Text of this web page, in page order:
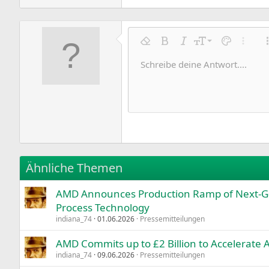
Formatierung entfernen
Fett KursivSchriftgröße
9
10
18
Textfarbe
Schriftfamilie
Arial
Times New Roman
Verdana
Durchgestrichen
Unterstrichen
Inline-Code
Inline-Spoiler
Insert horizontal line
SpoilerCode
Schreibe deine Antwort....
Ähnliche Themen
AMD Announces Production Ramp of Next-
Process Technology
indiana_74 01.06.2026 Pressemitteilungen
AMD Commits up to £2 Billion to
indiana_74 09.06.2026 Pressemitteilungen